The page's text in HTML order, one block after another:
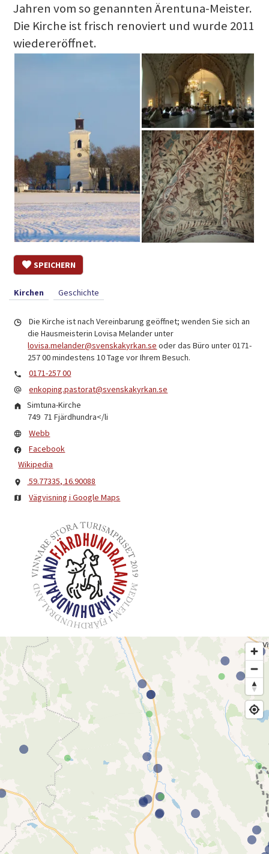
Jahren vom so genannten Ärentuna-Meister.
Die Kirche ist frisch renoviert und wurde 2011
wiedereröffnet.
SPEICHERN
Kirchen Geschichte
Die Kirche ist nach Vereinbarung geöffnet; wenden Sie sich an
die Hausmeisterin Lovisa Melander unter
lovisa.melander@svenskakyrkan.se oder das Büro unter 0171-
257 00 mindestens 10 Tage vor Ihrem Besuch.
0171-257 00
enkoping.pastorat@svenskakyrkan.se
Simtuna-Kirche
749 71 Fjärdhundra</li
Webb
Facebook
Wikipedia
59.77335, 16.90088
Vägvisning i Google Maps